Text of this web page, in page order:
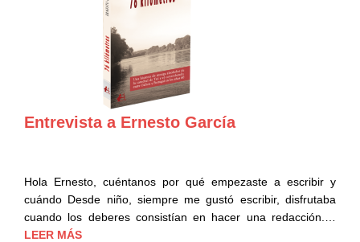
Entrevista a Ernesto García
Hola Ernesto, cuéntanos por qué empezaste a escribir y
cuándo Desde niño, siempre me gustó escribir, disfrutaba
cuando los deberes consistían en hacer una redacción.…
LEER MÁS